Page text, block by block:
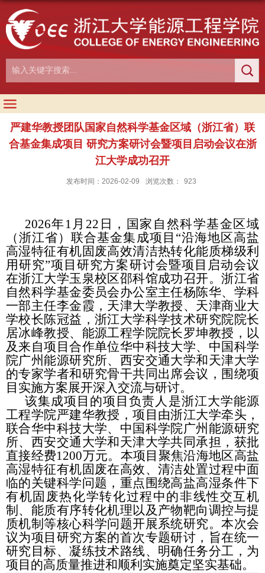
严建华教授团队国家自然科学基金区域（浙江省）联
合基金集成项目 研究方案研讨会暨项目启动会议在浙
江大学成功召开
发布时间：2026-02-09 浏览次数： 923
2026年 1 月 22 日，国家自然科学基金区域
（浙江省）联合基金集成项目“沿海地区高盐
高湿特征有机固废高效清洁热转化能质梯级利
用研究”项目研究方案研讨会暨项目启动会议
在浙江大学玉泉校区邵科馆成功召开。浙江省
自然科学基金委员会办公室主任杨陈华、学科
一部主任李金霞，天津大学教授、天津商业大
学校长陈冠益，浙江大学科学技术研究院院长
居冰峰教授、能源工程学院院长罗坤教授，以
及来自项目合作单位华中科技大学、中国科学
院广州能源研究所、西安交通大学和天津大学
的专家学者和研究骨干共同出席会议，围绕项
目实施方案展开深入交流与研讨。
该集成项目的项目负责人是浙江大学能源
工程学院严建华教授，项目由浙江大学牵头，
联合华中科技大学、中国科学院广州能源研究
所、西安交通大学和天津大学共同承担，获批
直接经费1200万元。本项目聚焦沿海地区高盐
高湿特征有机固废在高效、清洁处置过程中面
临的关键科学问题，重点围绕高盐高湿条件下
有机固废热化学转化过程中的非线性交互机
制、能质有序转化机理以及产物靶向调控与提
质机制等核心科学问题开展系统研究。本次会
议为项目研究方案的首次专题研讨，旨在统一
研究目标、凝练技术路线、明确任务分工，为
项目的高质量推进和顺利实施奠定坚实基础。